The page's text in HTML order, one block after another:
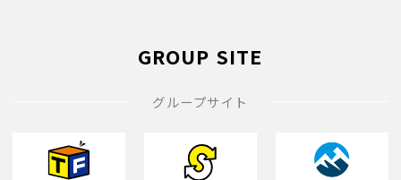
GROUP SITE
グループサイト